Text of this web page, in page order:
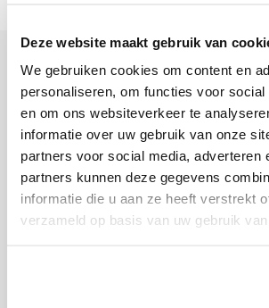
Deze website maakt gebruik van
We gebruiken cookies om content en
personaliseren, om functies voor social
en om ons websiteverkeer te
informatie over uw gebruik van onze
partners voor social media, adverteren
partners kunnen deze gegevens
informatie die u aan ze heeft verstrekt
verzameld op basis van uw gebruik
+31 23 205 2006
info@bruut.nl
Formulaire de contact
Ouvert jusqu’à 18:30
VOIR LES HORAIRES D’OUVERTURE